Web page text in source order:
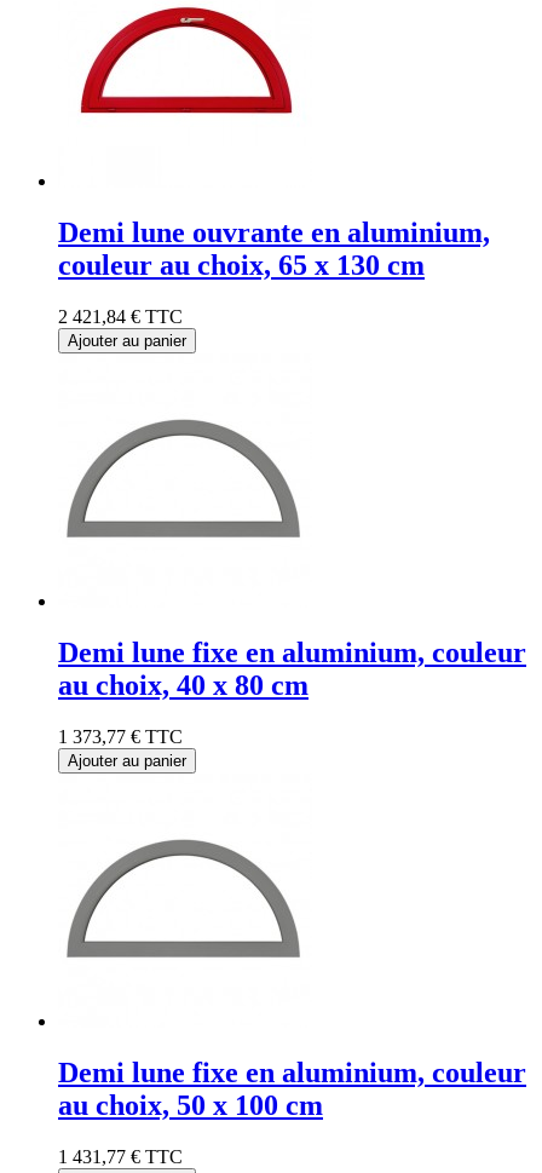
Demi lune ouvrante en aluminium,
couleur au choix, 65 x 130 cm
2 421,84 € TTC
Ajouter au panier
Demi lune fixe en aluminium, couleur
au choix, 40 x 80 cm
1 373,77 € TTC
Ajouter au panier
Demi lune fixe en aluminium, couleur
au choix, 50 x 100 cm
1 431,77 € TTC